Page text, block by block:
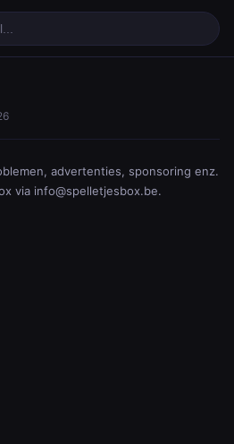
advertenties, sponsoring enz.
via info@spelletjesbox.be.